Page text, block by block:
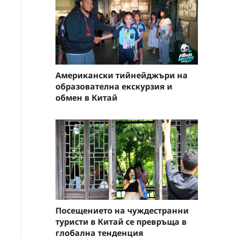
Американски тийнейджъри на
образователна екскурзия и
обмен в Китай
Посещението на чуждестранни
туристи в Китай се превръща в
глобална тенденция